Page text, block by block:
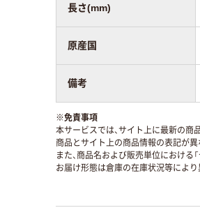
長さ(mm)
原産国
備考
※免責事項
本サービスでは、サイト上に最新の商
商品とサイト上の商品情報の表記が
また、商品名および販売単位における
お届け形態は倉庫の在庫状況等によ